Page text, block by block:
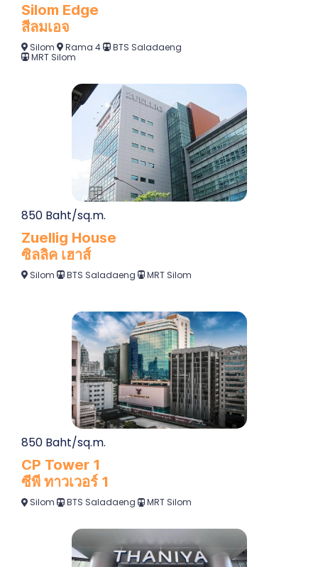
Silom Edge
สีลมเอจ
Silom Rama 4
BTS Saladaeng
MRT Silom
850 Baht/sq.m.
Zuellig House
ซิลลิค เฮาส์
Silom BTS Saladaeng MRT Silom
850 Baht/sq.m.
CP Tower 1
ซีพี ทาวเวอร์ 1
Silom BTS Saladaeng MRT Silom